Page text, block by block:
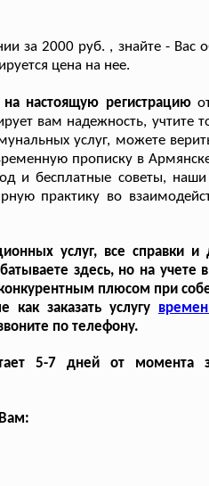
за 2000 руб. , знайте - Вас
цена на нее.
на настоящую регистрацию
вам надежность,
услуг, можете
прописку в
и бесплатные советы,
практику во
услуг, все справки
здесь, но на учете
плюсом при
заказать услугу
по телефону.
5-7 дней от момента